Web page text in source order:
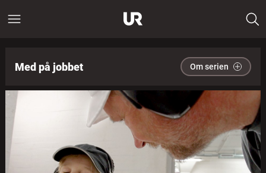
Med på jobbet Om serien